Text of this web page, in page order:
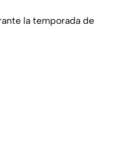
la temporada de